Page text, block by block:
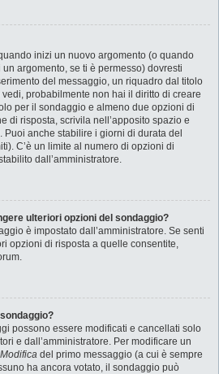
inizi un nuovo argomento (o quando
argomento, se ti è permesso) dovresti
del messaggio, un riquadro dal titolo
probabilmente non hai il diritto di creare
per il sondaggio e almeno due opzioni di
di risposta, scrivila nell’apposito spazio e
Puoi anche stabilire i giorni di durata del
C’è un limite al numero di opzioni di
dall’amministratore.
ulteriori opzioni del sondaggio?
è impostato dall’amministratore. Se senti
opzioni di risposta a quelle consentite,
possono essere modificati e cancellati solo
e dall’amministratore. Per modificare un
Modifica del primo messaggio (a cui è sempre
ha ancora votato, il sondaggio può